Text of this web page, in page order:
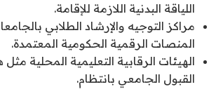
اللياقة البدنية اللازمة للإقامة.
مراكز التوجيه والإرشاد الطلابي
المنصات الرقمية الحكومية المعتمدة.
الهيئات الرقابية التعليمية المحلية
القبول الجامعي بانتظام.